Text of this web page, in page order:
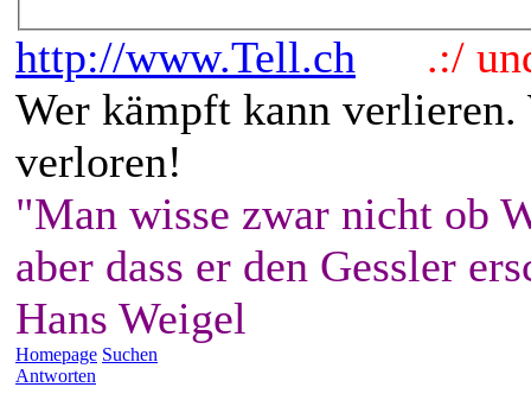
http://www.Tell.ch
.:/
Wer kämpft kann
verloren!
"Man wisse zwar nicht ob
aber dass er den Gessler
Hans Weigel
Homepage Suchen
Antworten